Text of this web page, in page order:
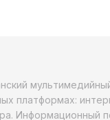
платформах:
Информационный